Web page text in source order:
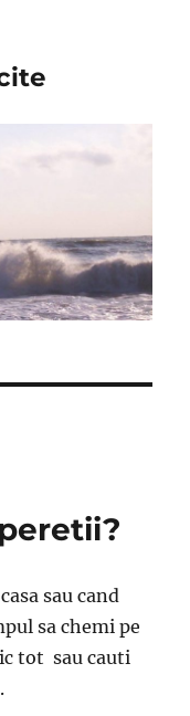
sau cand
sa chemi pe
tot sau cauti